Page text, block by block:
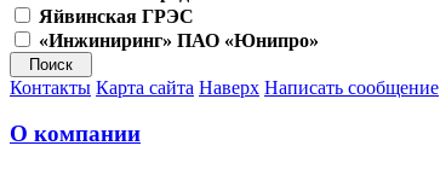
Яйвинская ГРЭС
«Инжиниринг» ПАО «Юнипро»
Контакты Карта сайта Наверх Написать сообщение
О компании